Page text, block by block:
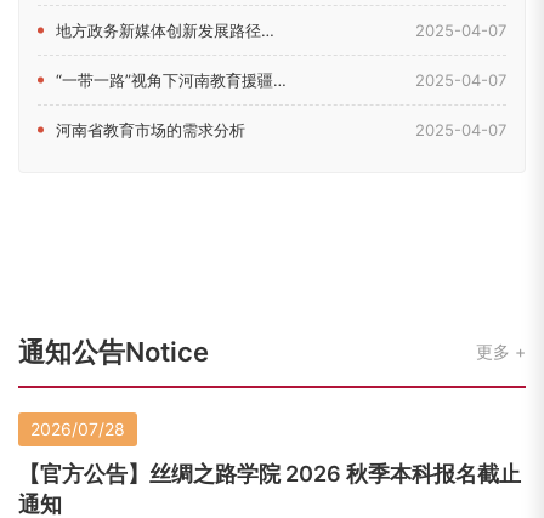
地方政务新媒体创新发展路径研究——以河南省教育厅新媒体为例 2025-04-07
“一带一路”视角下河南教育援疆问题研究 2025-04-07
河南省教育市场的需求分析 2025-04-07
通知公告Notice 更多
2026/07/28
【官方公告】丝绸之路学院 2026 秋季本科报名截止
通知